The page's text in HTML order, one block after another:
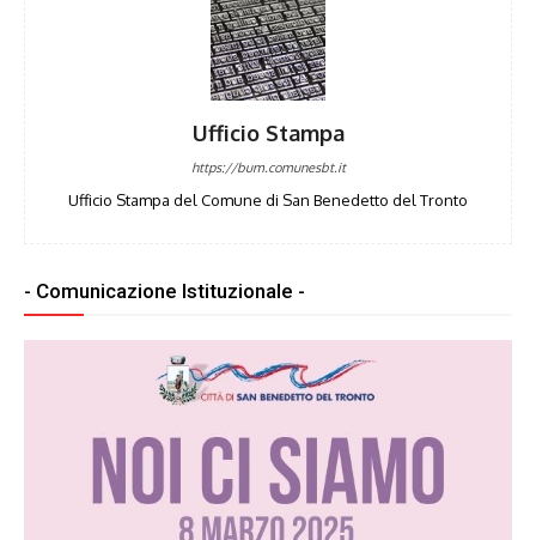
Ufficio Stampa
https://bum.comunesbt.it
Ufficio Stampa del Comune di San Benedetto del Tronto
- Comunicazione Istituzionale -